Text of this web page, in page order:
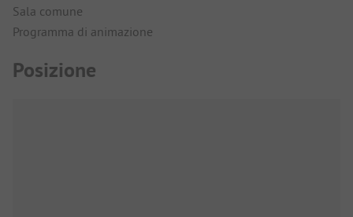
Sala comune
Programma di animazione
Posizione